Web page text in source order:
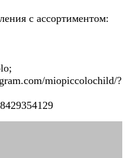
с ассортиментом:
miopiccolochild/?